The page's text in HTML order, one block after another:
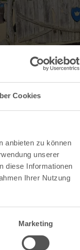
Cookies
anbieten zu können
unserer
diese Informationen
Ihrer Nutzung
Marketing